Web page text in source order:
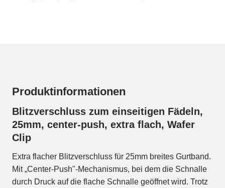
Produktinformationen
Blitzverschluss zum einseitigen Fädeln,
25mm, center-push, extra flach, Wafer
Clip
Extra flacher Blitzverschluss für 25mm breites Gurtband.
Mit „Center-Push"-Mechanismus, bei dem die Schnalle
durch Druck auf die flache Schnalle geöffnet wird. Trotz